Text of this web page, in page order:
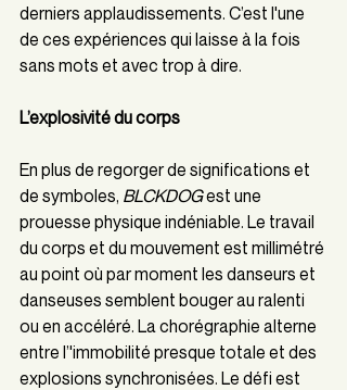
derniers applaudissements. C’est l'une
de ces expériences qui laisse à la fois
sans mots et avec trop à dire.
L’explosivité du corps
En plus de regorger de significations et
de symboles, BLCKDOG est une
prouesse physique indéniable. Le travail
du corps et du mouvement est millimétré
au point où par moment les danseurs et
danseuses semblent bouger au ralenti
ou en accéléré. La chorégraphie alterne
entre l’'immobilité presque totale et des
explosions synchronisées. Le défi est